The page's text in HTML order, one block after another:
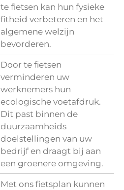
te fietsen kan hun fysieke
fitheid verbeteren en het
algemene welzijn
bevorderen.
Door te fietsen
verminderen uw
werknemers hun
ecologische voetafdruk.
Dit past binnen de
duurzaamheids
doelstellingen van uw
bedrijf en draagt bij aan
een groenere omgeving.
Met ons fietsplan kunnen